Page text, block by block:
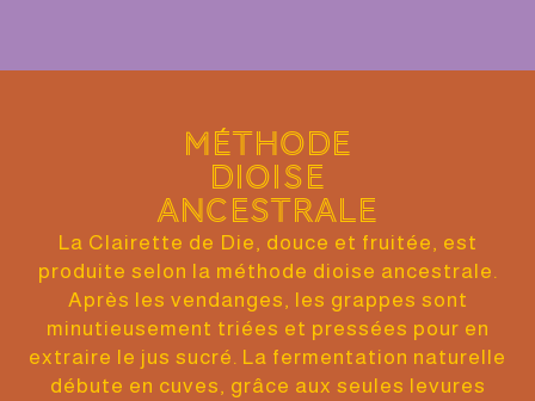
Méthode
dioise
ancestrale
La Clairette de Die, douce et fruitée, est
produite selon la méthode dioise ancestrale.
Après les vendanges, les grappes sont
minutieusement triées et pressées pour en
extraire le jus sucré. La fermentation naturelle
débute en cuves, grâce aux seules levures